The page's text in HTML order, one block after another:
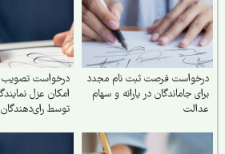
فرصت ثبت‌ نام مجدد
جاماندگان در یارانه و سهام
درخواست تصویب
امکان عزل نمایندگان
توسط رای‌دهندگان پیش